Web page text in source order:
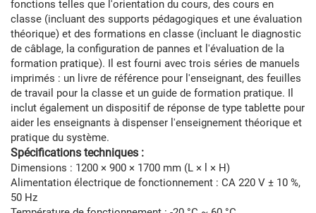
fonctions telles que l'orientation du cours, des cours en
classe (incluant des supports pédagogiques et une évaluation
théorique) et des formations en classe (incluant le diagnostic
de câblage, la configuration de pannes et l'évaluation de la
formation pratique). Il est fourni avec trois séries de manuels
imprimés : un livre de référence pour l'enseignant, des feuilles
de travail pour la classe et un guide de formation pratique. Il
inclut également un dispositif de réponse de type tablette pour
aider les enseignants à dispenser l'enseignement théorique et
pratique du système.
Spécifications techniques :
Dimensions : 1200 × 900 × 1700 mm (L × l × H)
Alimentation électrique de fonctionnement : CA 220 V ± 10 %,
50 Hz